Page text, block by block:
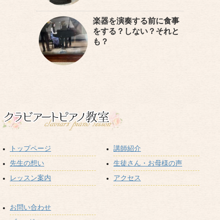
楽器を演奏する前に食事
をする？しない？それと
も？
トップページ
先生の想い
レッスン案内
講師紹介
生徒さん・お母様の声
アクセス
お問い合わせ